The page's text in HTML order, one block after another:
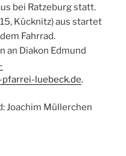
bei Ratzeburg statt.
Kücknitz) aus startet
Fahrrad.
an Diakon Edmund
luebeck.de.
Joachim Müllerchen